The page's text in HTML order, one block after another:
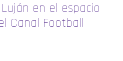
en el espacio
Canal Football